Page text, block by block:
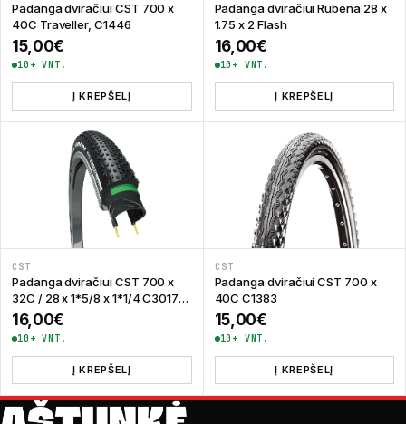
Padanga dviračiui CST 700 x
40C Traveller, C1446
15,00€
10+ VNT.
Į KREPŠELĮ
Padanga dviračiui Rubena 28 x
1.75 x 2 Flash
16,00€
10+ VNT.
Į KREPŠELĮ
CST
Padanga dviračiui CST 700 x
32C / 28 x 1*5/8 x 1*1/4 C3017
Convoy
16,00€
10+ VNT.
Į KREPŠELĮ
CST
Padanga dviračiui CST 700 x
40C C1383
15,00€
10+ VNT.
Į KREPŠELĮ